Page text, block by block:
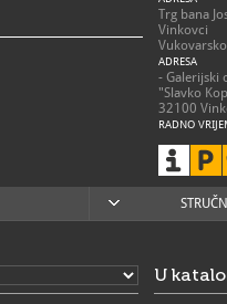
Trg bana
Vinkovci
ADRESA
- Galerijski
"Slavko
32100
RADNO
utorak -
subotom i
otvoreno
najavljene
subota:
nedjeljom i
U